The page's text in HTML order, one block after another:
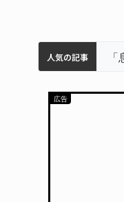
人気の記事
名張市水道料金47％値上げへ 答申案、審議会で大筋まとまる
器物損壊容疑で83歳女逮捕 伊賀署
中学校の陶壁モニュメント 地元建設会社がボランティアで清掃 伊賀
名張市立病院のDMAT、熊本地震の被災地へ 能登以来3回目の派遣